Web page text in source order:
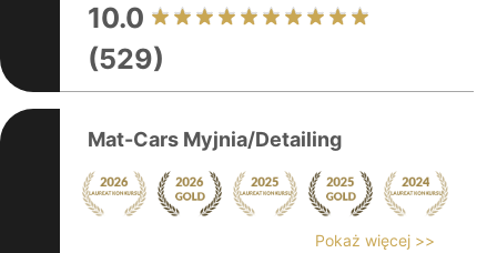
10.0
(529)
Mat-Cars Myjnia/Detailing
Pokaż więcej >>